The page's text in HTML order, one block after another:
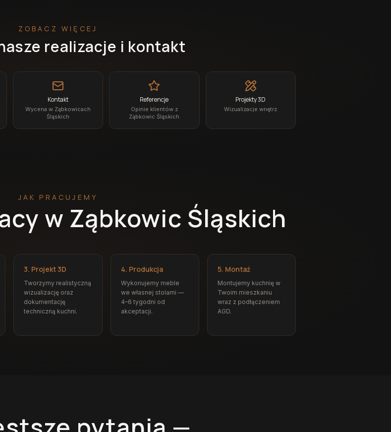
ZOBACZ WIĘCEJ
realizacje i kontakt
Kontakt
Wycena w Ząbkowicach
Śląskich
Referencje
Opinie klientów z
Ząbkowic Śląskich
Projekty 3D
Wizualizacje wnętrz
JAK PRACUJEMY
w Ząbkowic Śląskich
3. Projekt 3D
Tworzymy realistyczną
wizualizację oraz
dokumentację
techniczną kuchni.
4. Produkcja
Wykonujemy meble
we własnej stolarni —
4–6 tygodni od
akceptacji.
5. Montaż
Montujemy kuchnię w
Twoim mieszkaniu
wraz z podłączeniem
AGD.